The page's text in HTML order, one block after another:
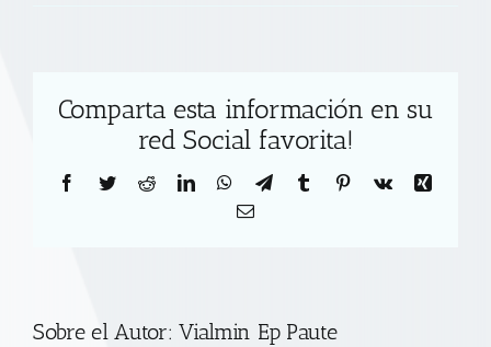
Comparta esta información en su
red Social favorita!
Facebook
TwitterRedditLinkedInWhatsApp
TelegramTumblr Pinterest
Vk
Xing
Correo
Sobre el Autor:Vialmin Ep Paute